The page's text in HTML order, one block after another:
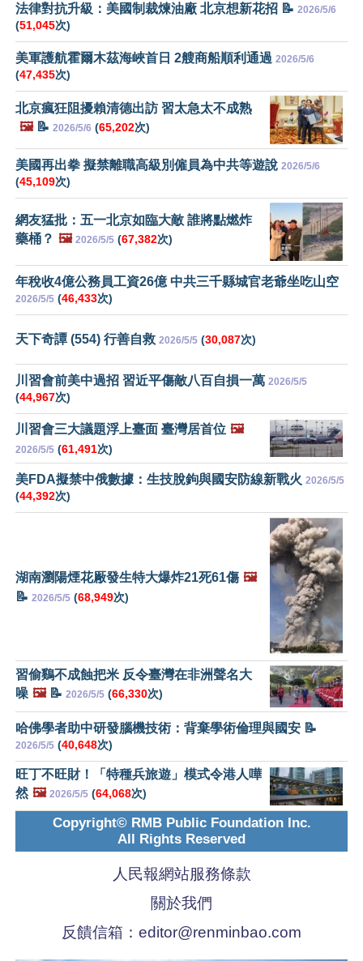
法律對抗升級：美國制裁煉油廠 北京想新花招 📝 2026/5/6
(51,045次)
美軍護航霍爾木茲海峽首日 2艘商船順利通過 2026/5/6
(47,435次)
北京瘋狂阻擾賴清德出訪 習太急太不成熟
🖼️📝 2026/5/6 (65,202次)
美國再出拳 擬禁離職高級別僱員為中共等遊說 2026/5/6
(45,109次)
網友猛批：五一北京如臨大敵 誰將點燃炸
藥桶？ 🖼️ 2026/5/5 (67,382次)
年稅收4億公務員工資26億 中共三千縣城官老爺坐吃山空
2026/5/5 (46,433次)
天下奇譚 (554) 行善自救 2026/5/5 (30,087次)
川習會前美中過招 習近平傷敵八百自損一萬 2026/5/5
(44,967次)
川習會三大議題浮上臺面 臺灣居首位 🖼️
2026/5/5 (61,491次)
美FDA擬禁中俄數據：生技脫鉤與國安防線新戰火 2026/5/5
(44,392次)
湖南瀏陽煙花厰發生特大爆炸21死61傷 🖼️
📝 2026/5/5 (68,949次)
習偷鷄不成蝕把米 反令臺灣在非洲聲名大
噪 🖼️📝 2026/5/5 (66,330次)
哈佛學者助中研發腦機技術：背棄學術倫理與國安 📝
2026/5/5 (40,648次)
旺丁不旺財！「特種兵旅遊」模式令港人嘩
然 🖼️ 2026/5/5 (64,068次)
Copyright© RMB Public Foundation Inc.
All Rights Reserved
人民報網站服務條款
關於我們
反饋信箱： editor@renminbao.com